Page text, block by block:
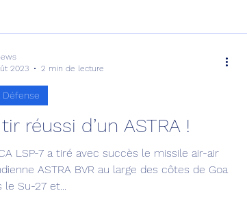
Drones Composante ESPACE
réussi d’un ASTRA !
LSP-7 a tiré avec succès le missile air-air
ASTRA BVR au large des côtes de Goa
le Su-27 et...
Défense
2023
2 min de lecture